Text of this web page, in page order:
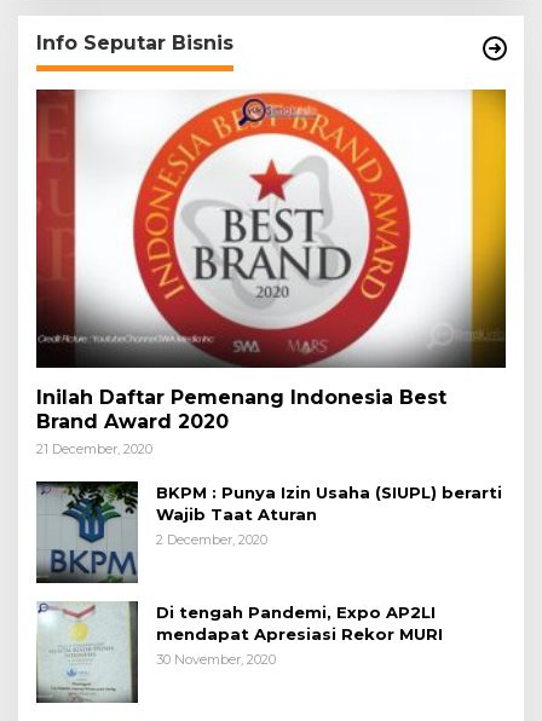
Info Seputar Bisnis
Inilah Daftar Pemenang Indonesia Best
Brand Award 2020
21 December, 2020
BKPM : Punya Izin Usaha (SIUPL) berarti
Wajib Taat Aturan
2 December, 2020
Di tengah Pandemi, Expo AP2LI
mendapat Apresiasi Rekor MURI
30 November, 2020